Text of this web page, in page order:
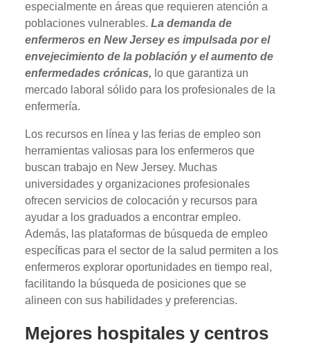
especialmente en áreas que requieren atención a
poblaciones vulnerables.La demanda de
enfermeros en New Jersey es impulsada por el
envejecimiento de la población y el aumento de
enfermedades crónicas, lo que garantiza un
mercado laboral sólido para los profesionales de la
enfermería.
Los recursos en línea y las ferias de empleo son
herramientas valiosas para los enfermeros que
buscan trabajo en New Jersey. Muchas
universidades y organizaciones profesionales
ofrecen servicios de colocación y recursos para
ayudar a los graduados a encontrar empleo.
Además, las plataformas de búsqueda de empleo
específicas para el sector de la salud permiten a los
enfermeros explorar oportunidades en tiempo real,
facilitando la búsqueda de posiciones que se
alineen con sus habilidades y preferencias.
Mejores hospitales y centros